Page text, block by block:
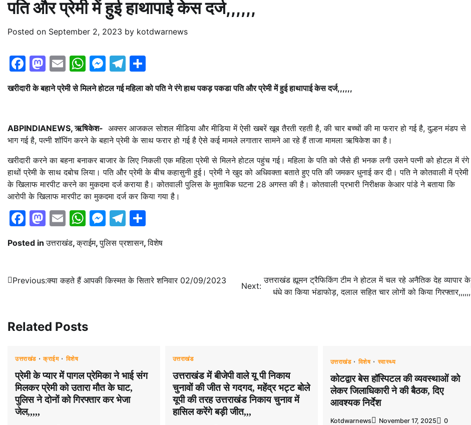
पति और प्रेमी में हुई हाथापाई केस दर्ज,,,,,,
Posted on September 2, 2023 by kotdwarnews
Facebook
Mastodon
EmailWhatsApp
Messenger
Telegram
खरीदारी के बहाने प्रेमी से मिलने होटल गई महिला को पति ने रंगे हाथ पकड़ पकडा पति और प्रेमी में हुई हाथापाई केस दर्ज,,,,,,
ABPINDIANEWS, ऋषिकेश- अक्सर आजकल सोशल मीडिया और मीडिया में ऐसी खबरें खूब तैरती रहती है, की चार बच्चों की मा फरार हो गई है, दुल्हन मंडप से
भाग गई है, पत्नी शॉपिंग करने के बहाने प्रेमी के साथ फरार हो गई है ऐसे कई मामले लगातार सामने आ रहे हैं ताजा मामला ऋषिकेश का है।
खरीदारी करने का बहना बनाकर बाजार के लिए निकली एक महिला प्रेमी से मिलने होटल पहुंच गई। महिला के पति को जैसे ही भनक लगी उसने पत्नी को होटल में रंगे
हाथों प्रेमी के साथ दबोच लिया। पति और प्रेमी के बीच कहासुनी हुई। प्रेमी ने खुद को अधिवक्ता बताते हुए पति की जमकर धुनाई कर दी। पति ने कोतवाली में प्रेमी
के खिलाफ मारपीट करने का मुकदमा दर्ज कराया है। कोतवाली पुलिस के मुताबिक घटना 28 अगस्त की है। कोतवाली प्रभारी निरीक्षक केआर पांडे ने बताया कि
आरोपी के खिलाफ मारपीट का मुकदमा दर्ज कर किया गया है।
Facebook
Mastodon
EmailWhatsApp
Messenger
Telegram
Posted inउत्तराखंड,क्राईम,पुलिस प्रशासन,विशेष
Post
Previous:क्या कहते हैं आपकी किस्मत के सितारे शनिवार 02/09/2023
Next:
उत्तराखंड ह्यूमन ट्रैफिकिंग टीम ने होटल में चल रहे अनैतिक देह व्यापार के
धंधे का किया भंडाफोड़, दलाल सहित चार लोगों को किया गिरफ्तार,,,,,,
Related Posts
उत्तराखंड क्राईम विशेष
प्रेमी के प्यार में पागल प्रेमिका ने भाई संग
मिलकर प्रेमी को उतारा मौत के घाट,
पुलिस ने दोनों को गिरफ्तार कर भेजा
जेल,,,,,
उत्तराखंड
उत्तराखंड में बीजेपी वाले यू पी निकाय
चुनावों की जीत से गदगद, महेंद्र भट्ट बोले
यूपी की तरह उत्तराखंड निकाय चुनाव में
हासिल करेंगे बड़ी जीत,,,
उत्तराखंड विशेष स्वास्थ्य
कोटद्वार बेस हॉस्पिटल की व्यवस्थाओं को
लेकर जिलाधिकारी ने की बैठक, दिए
आवश्यक निर्देश
Kotdwarnews November 17, 2025 0